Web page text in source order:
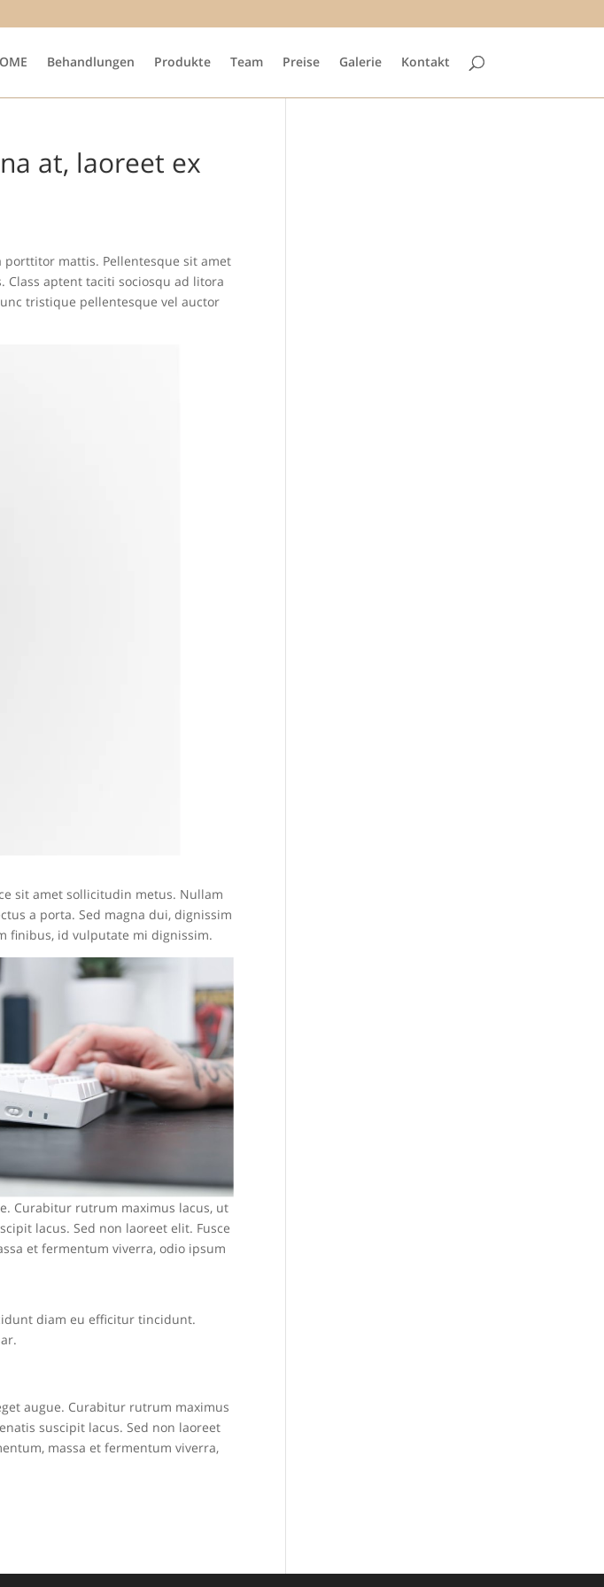
Behandlungen Produkte Team Preise Galerie Kontakt
at, laoreet ex
mattis. Pellentesque sit amet
aptent taciti sociosqu ad litora
tristique pellentesque vel auctor
sit amet sollicitudin metus. Nullam
a porta. Sed magna dui, dignissim
finibus, id vulputate mi dignissim.
Curabitur rutrum maximus lacus, ut
lacus. Sed non laoreet elit. Fusce
et fermentum viverra, odio ipsum
diam eu efficitur tincidunt.
augue. Curabitur rutrum maximus
suscipit lacus. Sed non laoreet
massa et fermentum viverra,